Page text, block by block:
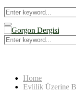
Search
for:
Primary
Menu
Search
for:
Home
Evlilik Üzerine